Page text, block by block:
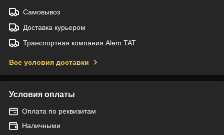
Самовывоз
Доставка курьером
Транспортная компания Alem TAT
Все условия доставки
Условия оплаты
Оплата по реквизитам
Наличными